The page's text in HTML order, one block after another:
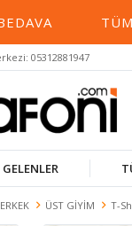
TÜM
05312881947
ERKEK ÜST GİYİM T-